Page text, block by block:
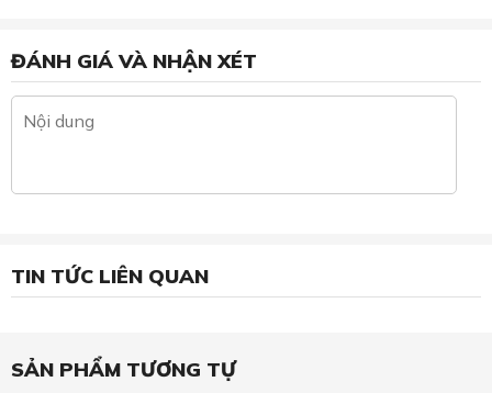
ĐÁNH GIÁ VÀ NHẬN XÉT
TIN TỨC LIÊN QUAN
SẢN PHẨM TƯƠNG TỰ